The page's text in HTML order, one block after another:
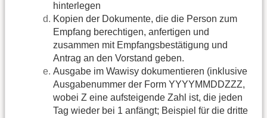
hinterlegen
Kopien der Dokumente, die die Person zum
Empfang berechtigen, anfertigen und
zusammen mit Empfangsbestätigung und
Antrag an den Vorstand geben.
Ausgabe im Wawisy dokumentieren (inklusive
Ausgabenummer der Form YYYYMMDDZZZ,
wobei Z eine aufsteigende Zahl ist, die jeden
Tag wieder bei 1 anfängt; Beispiel für die dritte